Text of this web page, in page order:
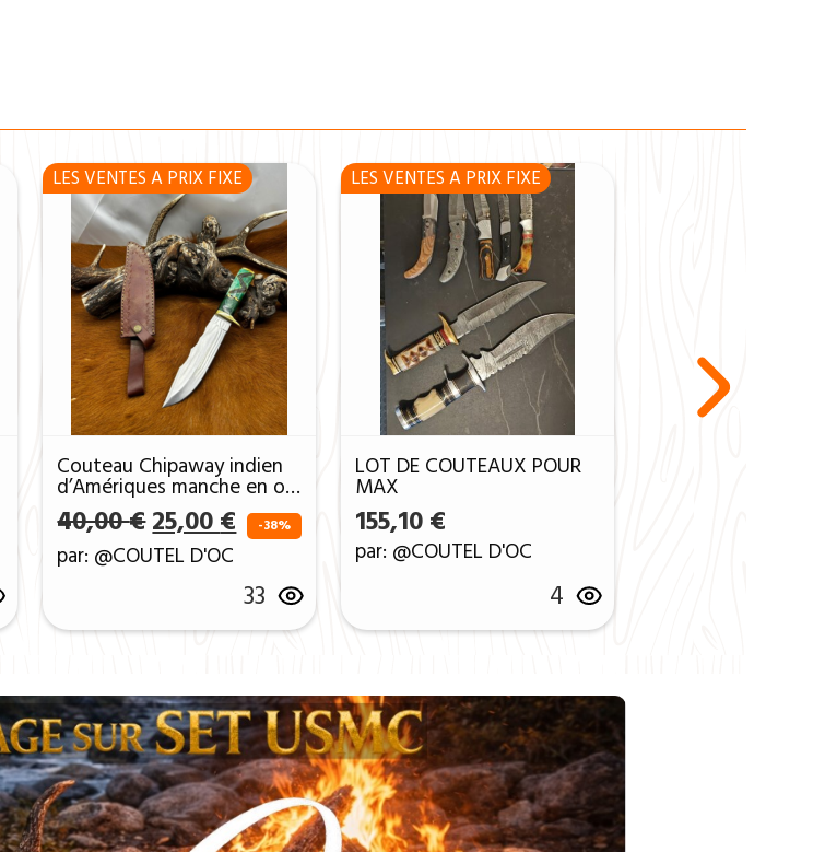
LES VENTES A PRIX FIXE
Couteau Chipaway indien
d’Amériques manche en os
brulés et taillés CHIP4
40,00€Le prix initial était : 40,00 €.
25,00€ Le prix actuel est : 25,00 €.
-38%
par: @COUTEL D'OC
33
LES VENTES A PRIX FIXE
LOT DE COUTEAUX POUR
MAX
155,10 €
par: @COUTEL D'OC
4